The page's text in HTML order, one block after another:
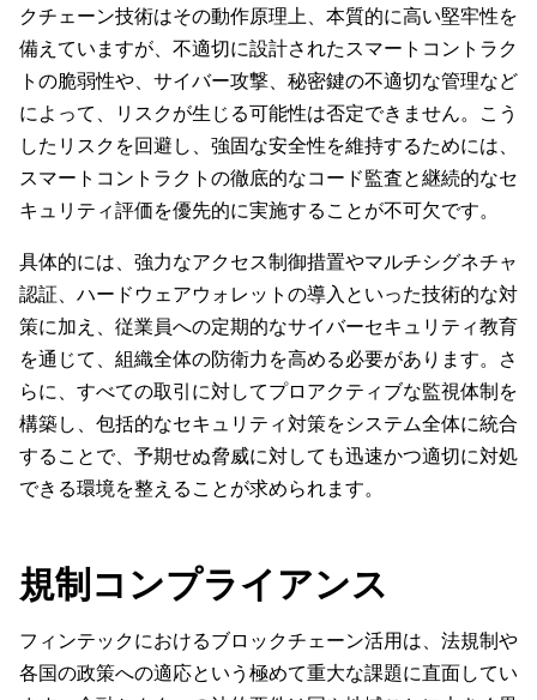
クチェーン技術はその動作原理上、本質的に高い堅牢性を
備えていますが、不適切に設計されたスマートコントラク
トの脆弱性や、サイバー攻撃、秘密鍵の不適切な管理など
によって、リスクが生じる可能性は否定できません。こう
したリスクを回避し、強固な安全性を維持するためには、
スマートコントラクトの徹底的なコード監査と継続的なセ
キュリティ評価を優先的に実施することが不可欠です。
具体的には、強力なアクセス制御措置やマルチシグネチャ
認証、ハードウェアウォレットの導入といった技術的な対
策に加え、従業員への定期的なサイバーセキュリティ教育
を通じて、組織全体の防衛力を高める必要があります。さ
らに、すべての取引に対してプロアクティブな監視体制を
構築し、包括的なセキュリティ対策をシステム全体に統合
することで、予期せぬ脅威に対しても迅速かつ適切に対処
できる環境を整えることが求められます。
規制コンプライアンス
フィンテックにおけるブロックチェーン活用は、法規制や
各国の政策への適応という極めて重大な課題に直面してい